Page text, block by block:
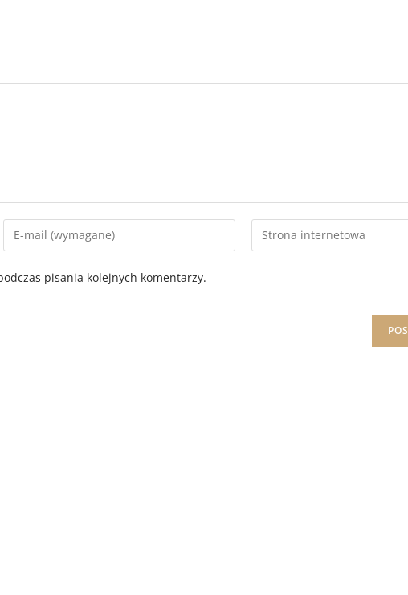
pisania kolejnych komentarzy.